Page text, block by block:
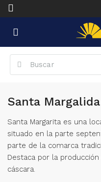
Santa Margalida
Santa Margarita es una
situado en la parte
parte de la comarca
Destaca por la
cáscara.